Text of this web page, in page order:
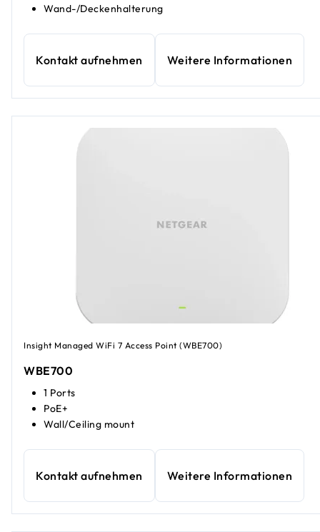
Wand-/Deckenhalterung
Kontakt aufnehmen Weitere Informationen
Insight Managed WiFi 7 Access Point (WBE700)
WBE700
1 Ports
PoE+
Wall/Ceiling mount
Kontakt aufnehmen Weitere Informationen